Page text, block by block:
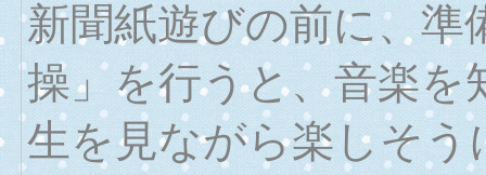
新聞紙遊びの前に、
操」を行うと、音楽
生を見ながら楽しそ